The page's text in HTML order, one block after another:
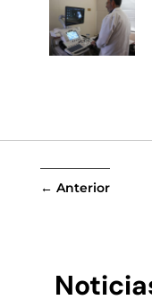
← Anterior